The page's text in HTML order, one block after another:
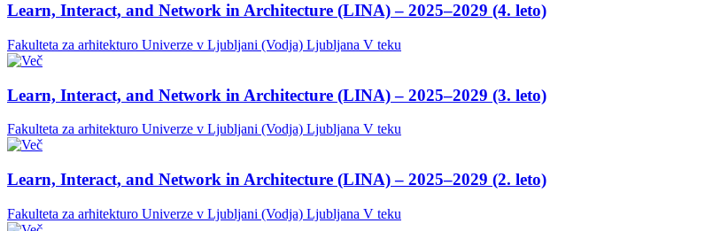
Learn, Interact, and Network in Architecture (LINA) – 2025–2029 (4. leto)
Fakulteta za arhitekturo Univerze v Ljubljani (Vodja) Ljubljana V teku
Learn, Interact, and Network in Architecture (LINA) – 2025–2029 (3. leto)
Fakulteta za arhitekturo Univerze v Ljubljani (Vodja) Ljubljana V teku
Learn, Interact, and Network in Architecture (LINA) – 2025–2029 (2. leto)
Fakulteta za arhitekturo Univerze v Ljubljani (Vodja) Ljubljana V teku